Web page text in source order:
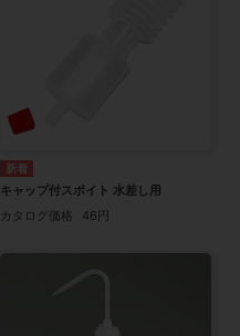
キャップ付スポイト 水差し用
カタログ価格
46円